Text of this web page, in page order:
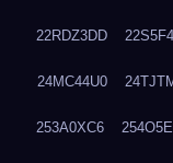
22RDZ3DD
24MC44U0
253A0XC6